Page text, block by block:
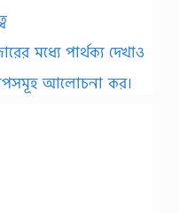
মধ্যে পার্থক্য দেখাও
ধাপসমূহ আলোচনা কর।